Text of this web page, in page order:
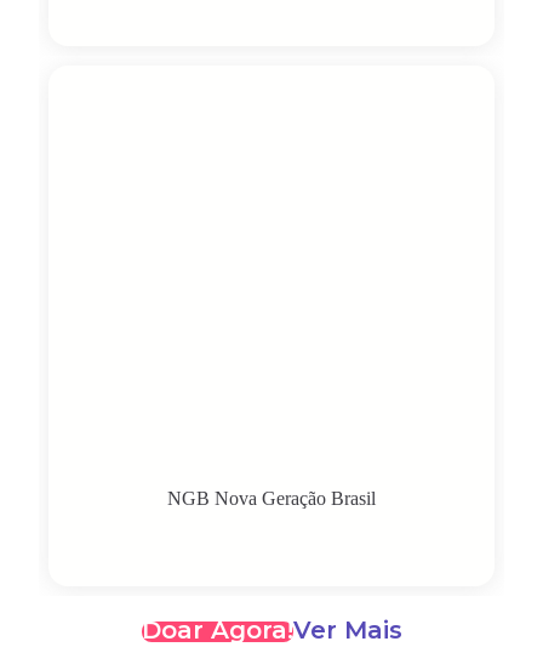
NGB Nova Geração Brasil
Doar Agora!Ver Mais